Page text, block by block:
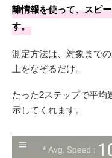
離情報を使って、スピ
す。
測定方法は、対象まで
上をなぞるだけ。
たった2ステップで平均
示してくれます。